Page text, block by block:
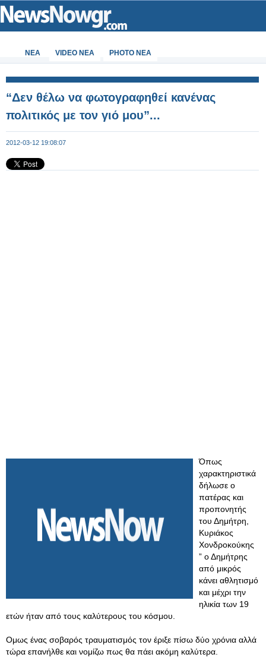
ΝΕΑ VIDEO NEA PHOTO NEA
“Δεν θέλω να φωτογραφηθεί κανένας
πολιτικός με τον γιό μου”...
2012-03-12 19:08:07
Όπως
χαρακτηριστικά
δήλωσε o
πατέρας και
προπονητής
του Δημήτρη,
Κυριάκος
Χονδροκούκης
” ο Δημήτρης
από μικρός
κάνει αθλητισμό
και μέχρι την
ηλικία των 19
ετών ήταν από τους καλύτερους του κόσμου.
Ομως ένας σοβαρός τραυματισμός τον έριξε πίσω δύο χρόνια αλλά
τώρα επανήλθε και νομίζω πως θα πάει ακόμη καλύτερα.